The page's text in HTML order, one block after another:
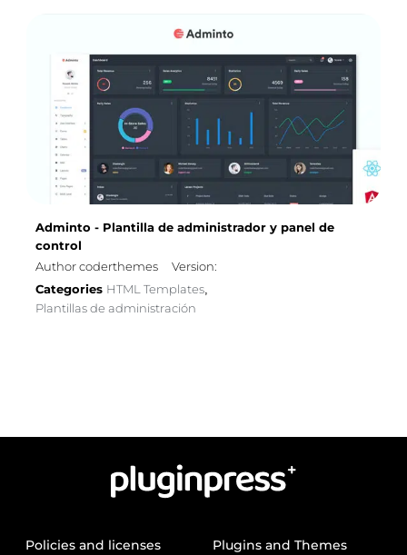
Adminto - Plantilla de administrador y panel de
control
Author coderthemes
Version:
Categories HTML Templates
Plantillas de administración
Policies and licenses Plugins and Themes